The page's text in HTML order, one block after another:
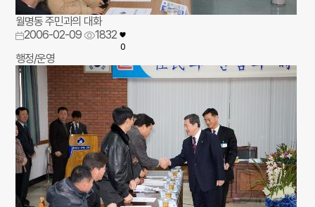
월명동 주민과의 대화
2006-02-09
1832
0
행정/운영